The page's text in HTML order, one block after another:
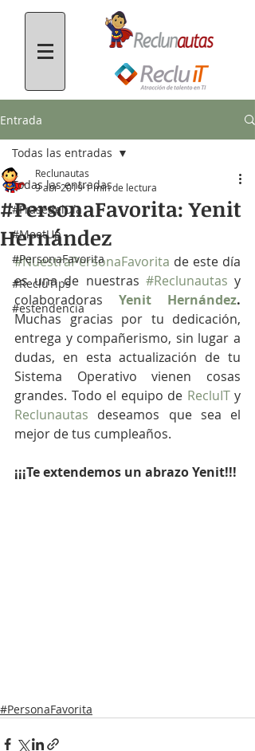
Entrada
Todas las entradas
#FrasedelDía
#MeetUp
#PersonaFavorita
#RecluTips
#estendencia
Todas las entradas
#PersonaFavorita: Yenit
Hernández
Reclunautas
9 abr 20191 min de lectura
#NuestraPersonaFavorita de este día
es una de nuestras #Reclunautas y
colaboradoras Yenit Hernández
Muchas gracias por tu dedicación,
entrega y compañerismo, sin lugar a
dudas, en esta actualización de tu
Sistema Operativo vienen cosas
grandes. Todo el equipo de RecluIT
Reclunautas deseamos que sea el
mejor de tus cumpleaños.
¡¡¡Te extendemos un abrazo Yenit!!!
#PersonaFavorita